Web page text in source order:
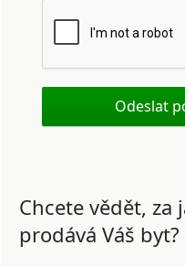
Chcete vědět, za
prodává Váš byt?